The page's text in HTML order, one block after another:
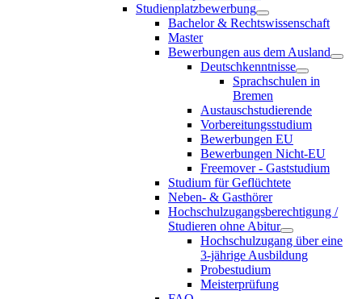
Studienplatzbewerbung
Bachelor & Rechtswissenschaft
Master
Bewerbungen aus dem Ausland
Deutschkenntnisse
Sprachschulen in
Bremen
Austauschstudierende
Vorbereitungsstudium
Bewerbungen EU
Bewerbungen Nicht-EU
Freemover - Gaststudium
Studium für Geflüchtete
Neben- & Gasthörer
Hochschulzugangsberechtigung /
Studieren ohne Abitur
Hochschulzugang über eine
3-jährige Ausbildung
Probestudium
Meisterprüfung